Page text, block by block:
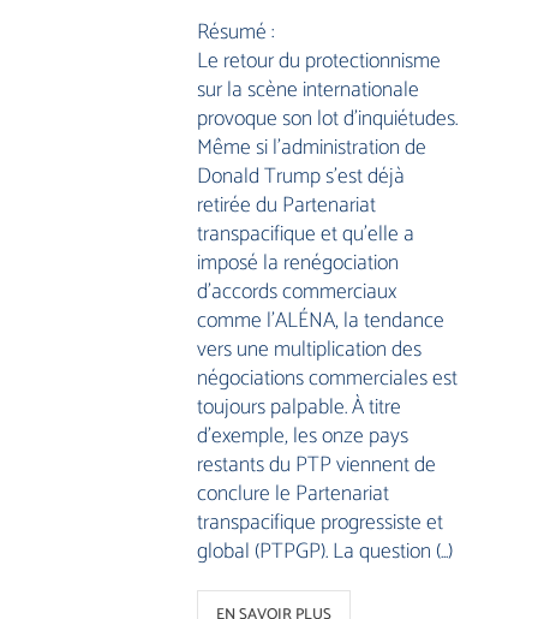
Résumé :
Le retour du protectionnisme
sur la scène internationale
provoque son lot d’inquiétudes.
Même si l’administration de
Donald Trump s’est déjà
retirée du Partenariat
transpacifique et qu’elle a
imposé la renégociation
d’accords commerciaux
comme l’ALÉNA, la tendance
vers une multiplication des
négociations commerciales est
toujours palpable. À titre
d’exemple, les onze pays
restants du PTP viennent de
conclure le Partenariat
transpacifique progressiste et
global (PTPGP). La question (…)